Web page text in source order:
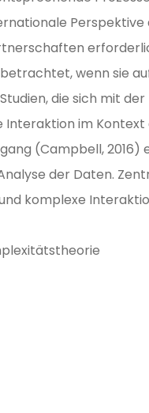
Perspektive
wenn sie
die sich mit
Interaktion im
(Campbell, 2016)
der Daten.
komplexe